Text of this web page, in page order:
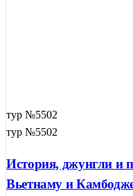
тур №5502
тур №5502
История, джунгли и
Вьетнаму и